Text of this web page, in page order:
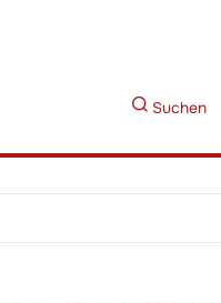
Suchen